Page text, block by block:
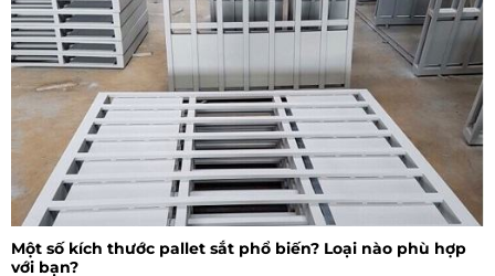
Một số kích thước pallet sắt phổ biến? Loại nào phù hợp
với bạn?